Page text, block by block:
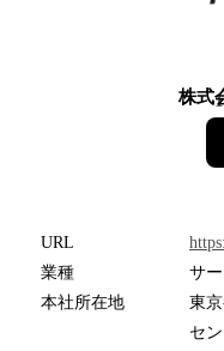
株式
URL
業種
サ
本社所在地
東
セ